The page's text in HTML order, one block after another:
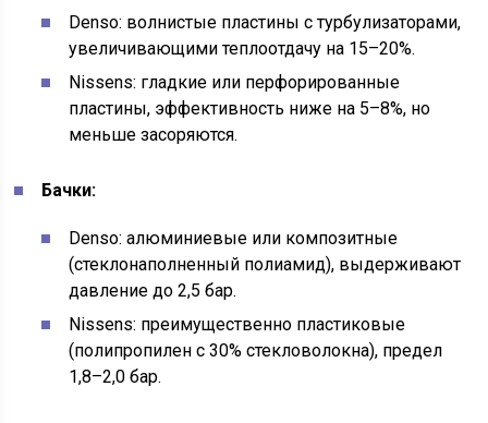
Denso: волнистые пластины с турбулизаторами,
увеличивающими теплоотдачу на 15–20%.
Nissens: гладкие или перфорированные
пластины, эффективность ниже на 5–8%, но
меньше засоряются.
Бачки:
Denso: алюминиевые или композитные
(стеклонаполненный полиамид), выдерживают
давление до 2,5 бар.
Nissens: преимущественно пластиковые
(полипропилен с 30% стекловолокна), предел
1,8–2,0 бар.